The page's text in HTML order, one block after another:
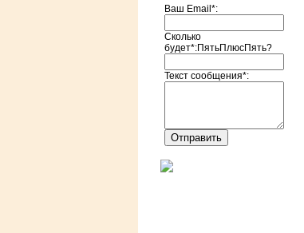
Ваш Email*:
Сколько
будет*:ПятьПлюсПять?
Текст сообщения*: